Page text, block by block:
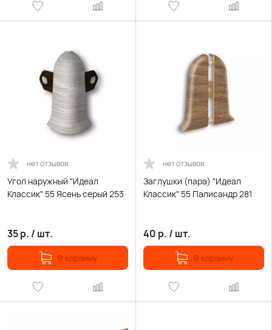
нет отзывов
Угол наружный "Идеал
Классик" 55 Ясень серый 253
35р. / шт.
В корзину
нет отзывов
Заглушки (пара) "Идеал
Классик" 55 Палисандр 281
40 р. / шт.
В корзину